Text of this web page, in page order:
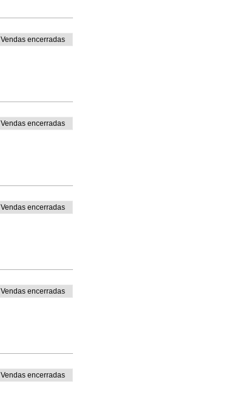
Vendas encerradas
Vendas encerradas
Vendas encerradas
Vendas encerradas
Vendas encerradas